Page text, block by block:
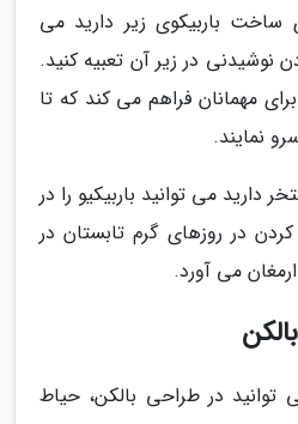
ساخت باربیکوی زیر دارید می
نوشیدنی در زیر آن تعبیه کنید.
برای مهمانان فراهم می کند که تا
نمایند.
دارید می توانید باربیکیو را در
در روزهای گرم تابستان در
می آورد.
توانید در طراحی بالکن، حیاط